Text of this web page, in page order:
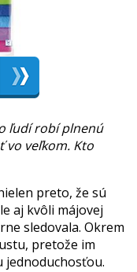
ľudí robí plnenú
vo veľkom. Kto
preto, že sú
aj kvôli májovej
sledovala. Okrem
pretože im
jednoduchosťou.